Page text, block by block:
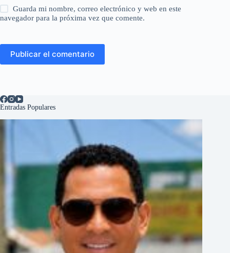
Guarda mi nombre, correo electrónico y web en este
navegador para la próxima vez que comente.
Publicar el comentario
Entradas Populares